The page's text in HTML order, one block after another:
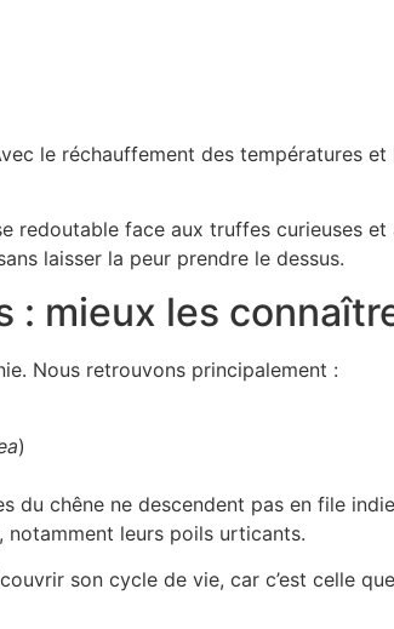
le réchauffement des températures
redoutable face aux truffes curieuses
laisser la peur prendre le dessus.
: mieux les
Nous retrouvons principalement :
)
du chêne ne descendent pas en file
notamment leurs poils urticants.
son cycle de vie, car c’est celle